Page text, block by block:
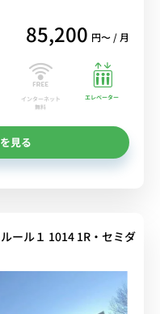
85,200 円〜 / 月
インターネット
無料
エレベーター
見る
ール１ 1014 1R・セミダ